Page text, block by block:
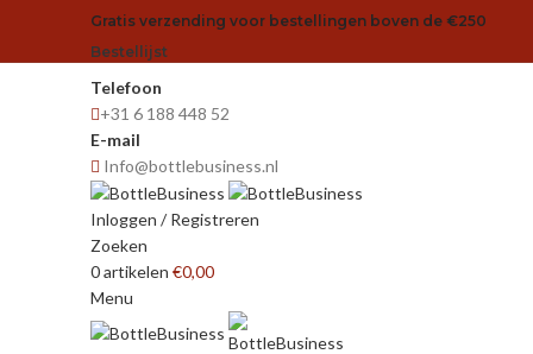
Gratis verzending voor bestellingen boven de €250
Bestellijst
Telefoon
+31 6 188 448 52
E-mail
Info@bottlebusiness.nl
Inloggen / Registreren
Zoeken
0artikelen €0,00
Menu